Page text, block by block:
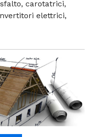
carotatrici,
elettrici,